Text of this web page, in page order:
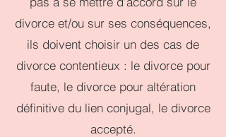
divorce et/ou sur ses conséquences,
ils doivent choisir un des cas de
divorce contentieux : le divorce pour
faute, le divorce pour altération
définitive du lien conjugal, le divorce
accepté.